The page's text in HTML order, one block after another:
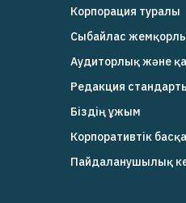
Корпорация туралы
Сыбайлас
Аудиторлық және
Редакция
Біздің ұжым
Корпоративтік
Пайдаланушылық